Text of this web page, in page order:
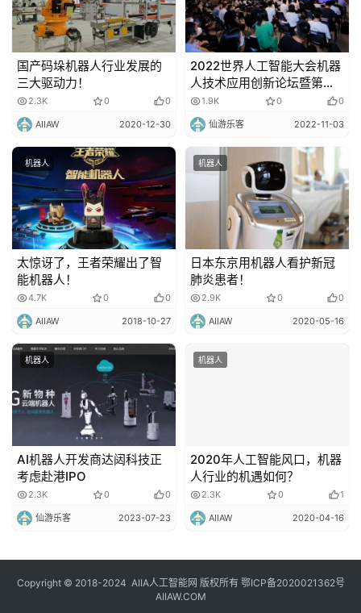
国产码垛机器人行业发展的
三大驱动力！
2.3K 0 0
AIIAW 2020-12-30
2022世界人工智能大会机器
人技术应用创新论坛暨第四
届长三角机器人产业创新大
会顺利召开！
1.9K 0 0
仙游乐客 2022-11-03
机器人
太惊讶了，王者荣耀出了智
能机器人！
4.7K 0 0
AIIAW 2018-10-27
机器人
日本东京用机器人看护新冠
肺炎患者！
2.9K 0 0
AIIAW 2020-05-16
机器人
AI机器人开发商达闼科技正
考虑赴港IPO
2.3K 0 0
仙游乐客 2023-07-23
机器人
2020年人工智能风口，机器
人行业的机遇如何？
2.3K 0 1
AIIAW 2020-04-16
Copyright © 2018-2024 AIIA人工智能网 版权所有 鄂ICP备2020021362号
AIIAW.COM